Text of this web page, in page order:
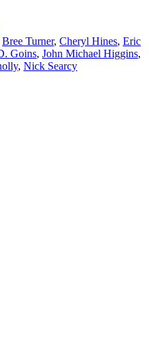
Bree Turner, Cheryl Hines, Eric
Goins, John Michael Higgins,
, Nick Searcy